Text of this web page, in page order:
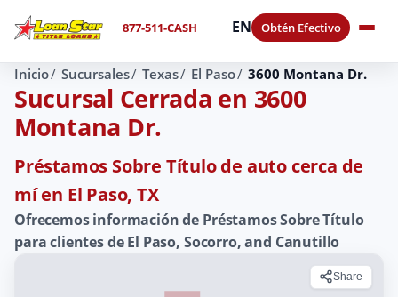
877-511-CASH EN Obtén Efectivo
Inicio Sucursales Texas El Paso 3600 Montana Dr.
Sucursal Cerrada en 3600
Montana Dr.
Préstamos Sobre Título de auto cerca de
mí en El Paso, TX
Ofrecemos información de Préstamos Sobre Título
para clientes de El Paso, Socorro, and Canutillo
Share